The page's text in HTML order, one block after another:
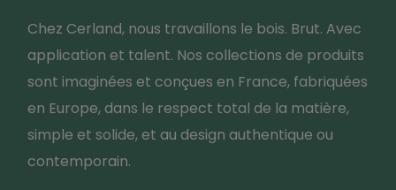
Chez Cerland, nous travaillons le bois. Brut. Avec
application et talent. Nos collections de produits
sont imaginées et conçues en France, fabriquées
en Europe, dans le respect total de la matière,
simple et solide, et au design authentique ou
contemporain.